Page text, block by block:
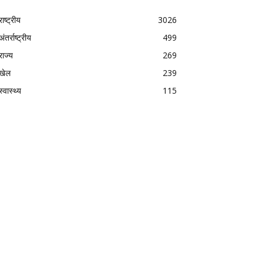
3026
499
269
239
115